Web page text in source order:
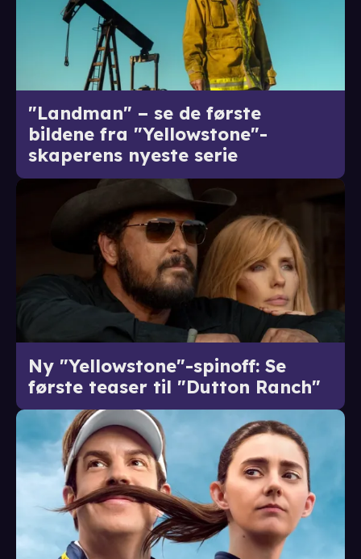
"Landman" – se de første
bildene fra "Yellowstone"-
skaperens nyeste serie
Ny "Yellowstone"-spinoff: Se
første teaser til "Dutton Ranch"